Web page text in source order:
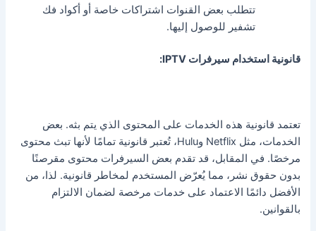
تتطلب بعض القنوات اشتراكات خاصة أو أكواد فك
تشفير للوصول إليها.
قانونية استخدام سيرفرات IPTV:
تعتمد قانونية هذه الخدمات على المحتوى الذي يتم بثه. بعض
الخدمات، مثل Netflix وHulu، تُعتبر قانونية تمامًا لأنها تبث محتوى
مرخصًا. في المقابل، قد تقدم بعض السيرفرات محتوى مقرصنًا
بدون حقوق نشر، مما يُعرّض المستخدم لمخاطر قانونية. لذا، من
الأفضل دائمًا الاعتماد على خدمات مرخصة لضمان الالتزام
بالقوانين.